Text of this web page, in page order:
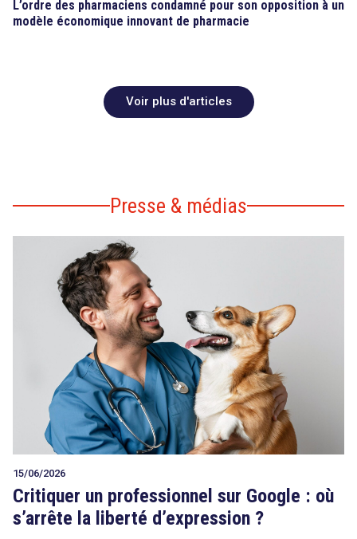
L’ordre des pharmaciens condamné pour son opposition à un
modèle économique innovant de pharmacie
Voir plus d'articles
Presse & médias
15/06/2026
Critiquer un professionnel sur Google : où
s’arrête la liberté d’expression ?